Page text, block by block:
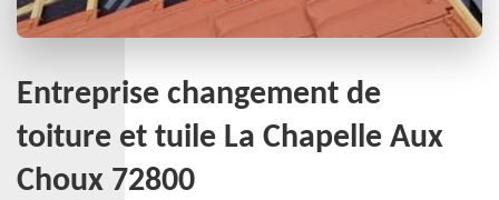
Entreprise changement de
toiture et tuile La Chapelle Aux
Choux 72800